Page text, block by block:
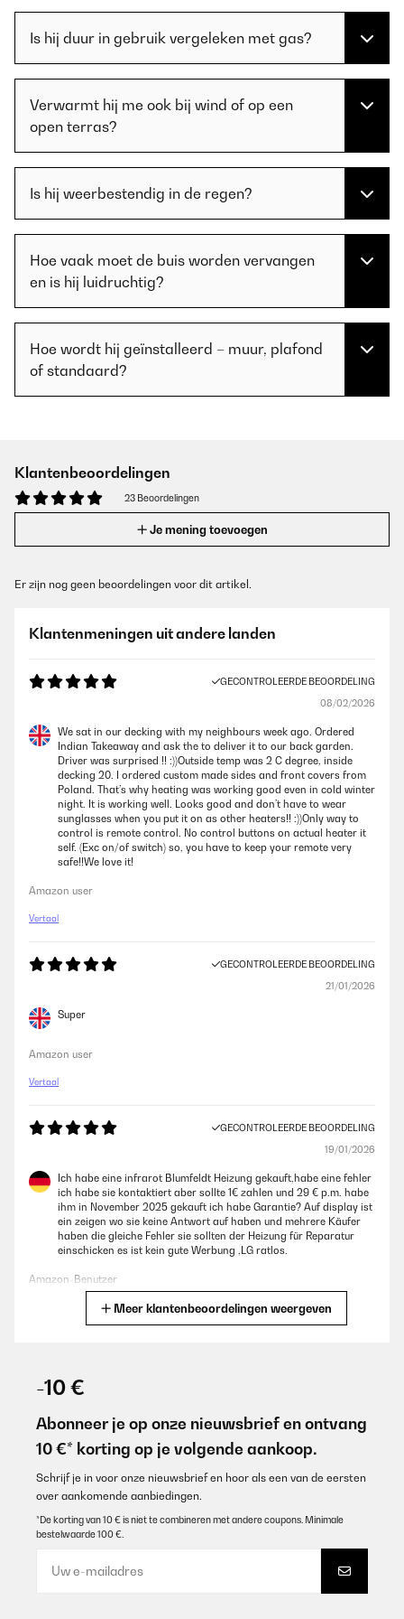
Is hij duur in gebruik vergeleken met gas?
Verwarmt hij me ook bij wind of op een
open terras?
Is hij weerbestendig in de regen?
Hoe vaak moet de buis worden vervangen
en is hij luidruchtig?
Hoe wordt hij geïnstalleerd – muur, plafond
of standaard?
Klantenbeoordelingen
23 Beoordelingen
Je mening toevoegen
Er zijn nog geen beoordelingen voor dit artikel.
Klantenmeningen uit andere landen
GECONTROLEERDE BEOORDELING
08/02/2026
We sat in our decking with my neighbours week ago. Ordered
Indian Takeaway and ask the to deliver it to our back garden.
Driver was surprised !! :))Outside temp was 2 C degree, inside
decking 20. I ordered custom made sides and front covers from
Poland. That’s why heating was working good even in cold winter
night. It is working well. Looks good and don’t have to wear
sunglasses when you put it on as other heaters!! :))Only way to
control is remote control. No control buttons on actual heater it
self. (Exc on/of switch) so, you have to keep your remote very
safe!!We love it!
Amazon user
Vertaal
GECONTROLEERDE BEOORDELING
21/01/2026
Super
Amazon user
Vertaal
GECONTROLEERDE BEOORDELING
19/01/2026
Ich habe eine infrarot Blumfeldt Heizung gekauft,habe eine fehler
ich habe sie kontaktiert aber sollte 1€ zahlen und 29 € p.m. habe
ihm in November 2025 gekauft ich habe Garantie? Auf display ist
ein zeigen wo sie keine Antwort auf haben und mehrere Käufer
haben die gleiche Fehler sie sollten der Heizung für Reparatur
einschicken es ist kein gute Werbung ,LG ratlos.
Amazon-Benutzer
Amazon-Benutzer
GECONTROLEERDE BEOORDELING
Wirklich top. Optisch ein Hingucker und die Leistung , selbst im
Meer klantenbeoordelingen weergeven
-10 €
Abonneer je op onze nieuwsbrief en ontvang
10 €* korting op je volgende aankoop.
Schrijf je in voor onze nieuwsbrief en hoor als een van de eersten
over aankomende aanbiedingen.
*De korting van 10 € is niet te combineren met andere coupons. Minimale
bestelwaarde 100 €.